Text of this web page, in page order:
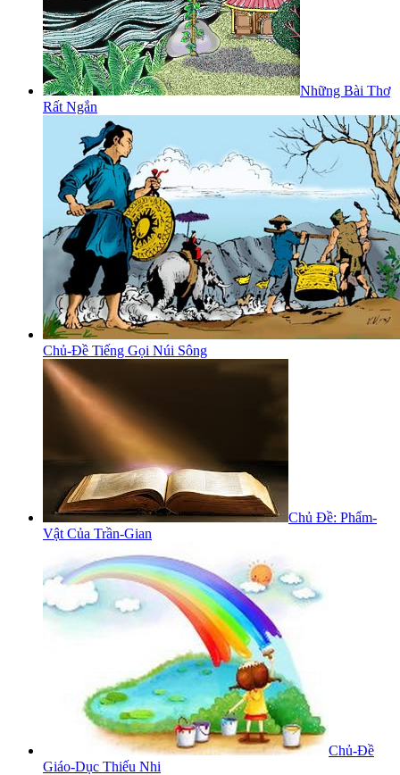
Những Bài Thơ
Rất Ngắn
Chủ-Đề Tiếng Gọi Núi Sông
Chủ Đề: Phẩm-
Vật Của Trần-Gian
Chủ-Đề
Giáo-Dục Thiếu Nhi